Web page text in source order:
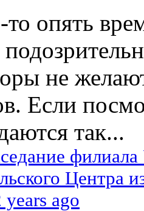
то опять
не
Если
так...
Центра
years ago